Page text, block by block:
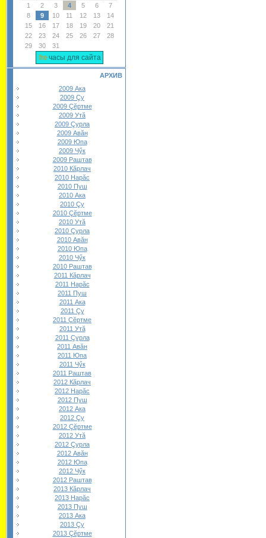
1
2 3 4 5 6
7
8
9 10 11 12 13
14
15
16 17 18 19 20
21
22
23 24 25 26 27
28
29
30 31
часы для сайта
АРХИВ
2009 Ака
2009 Çу
2009 Çĕртме
2009 Утă
2009 Çурла
2009 Авăн
2009 Юпа
2009 Чӳк
2009 Раштав
2010 Кăрлач
2010 Нарăс
2010 Пуш
2010 Ака
2010 Çу
2010 Çĕртме
2010 Утă
2010 Çурла
2010 Авăн
2010 Юпа
2010 Чӳк
2010 Раштав
2011 Кăрлач
2011 Нарăс
2011 Пуш
2011 Ака
2011 Çу
2011 Çĕртме
2011 Утă
2011 Çурла
2011 Авăн
2011 Юпа
2011 Чӳк
2011 Раштав
2012 Кăрлач
2012 Нарăс
2012 Пуш
2012 Ака
2012 Çу
2012 Çĕртме
2012 Утă
2012 Çурла
2012 Авăн
2012 Юпа
2012 Чӳк
2012 Раштав
2013 Кăрлач
2013 Нарăс
2013 Пуш
2013 Ака
2013 Çу
2013 Çĕртме